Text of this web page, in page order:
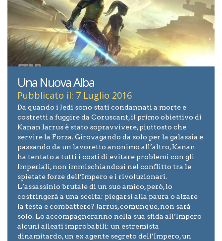
Una Nuova Alba
Pubblicato il: 7 Luglio 2016
Da quando i Jedi sono stati condannati a morte e
costretti a fuggire da Coruscant, il primo obiettivo di
Kanan Jarrus è stato sopravvivere, piuttosto che
servire la Forza. Girovagando da solo per la galassia e
passando da un lavoretto anonimo all’altro, Kanan
ha tentato a tutti i costi di evitare problemi con gli
Imperiali, non immischiandosi nel conflitto tra le
spietate forze dell’Impero e i rivoluzionari.
L’assassinio brutale di un suo amico, però, lo
costringerà a una scelta: piegarsi alla paura o alzare
la testa e combattere? Jarrus, comunque, non sarà
solo. Lo accompagneranno nella sua sfida all’Impero
alcuni alleati improbabili: un estremista
dinamitardo, un ex agente segreto dell’Impero, un